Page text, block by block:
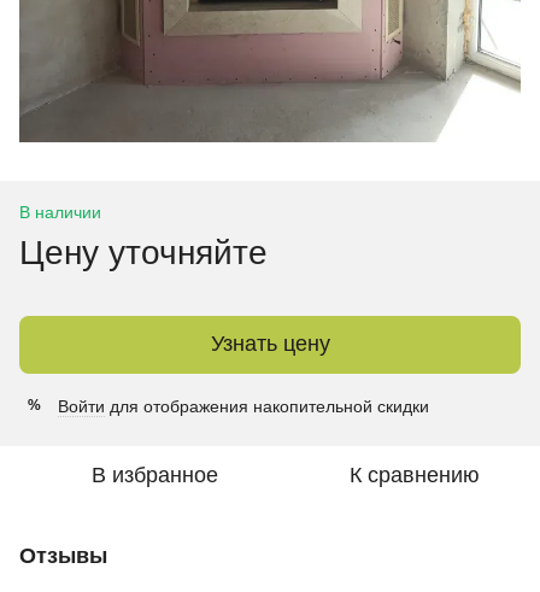
В наличии
Цену уточняйте
Узнать цену
% Войти для отображения накопительной скидки
В избранное К сравнению
Отзывы